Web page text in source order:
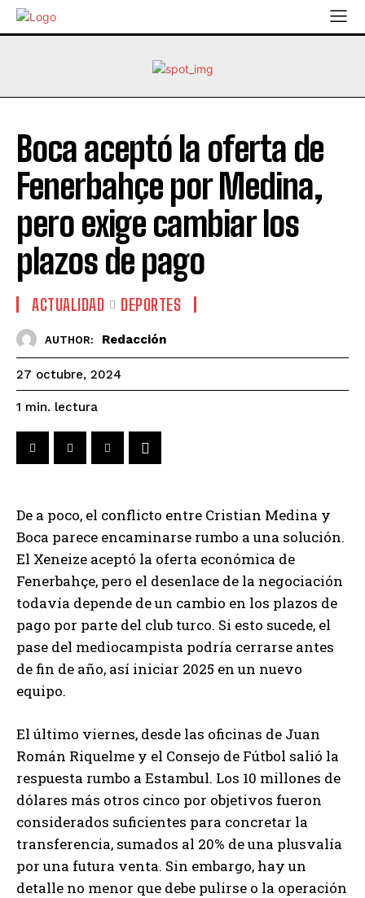
Boca aceptó la oferta de
Fenerbahçe por Medina,
pero exige cambiar los
plazos de pago
ACTUALIDAD DEPORTES
AUTHOR: Redacción
27 octubre, 2024
1 min. lectura
De a poco, el conflicto entre Cristian Medina y
Boca parece encaminarse rumbo a una solución.
El Xeneize aceptó la oferta económica de
Fenerbahçe, pero el desenlace de la negociación
todavía depende de un cambio en los plazos de
pago por parte del club turco. Si esto sucede, el
pase del mediocampista podría cerrarse antes
de fin de año, así iniciar 2025 en un nuevo
equipo.
El último viernes, desde las oficinas de Juan
Román Riquelme y el Consejo de Fútbol salió la
respuesta rumbo a Estambul. Los 10 millones de
dólares más otros cinco por objetivos fueron
considerados suficientes para concretar la
transferencia, sumados al 20% de una plusvalía
por una futura venta. Sin embargo, hay un
detalle no menor que debe pulirse o la operación